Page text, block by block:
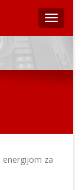
energijom za